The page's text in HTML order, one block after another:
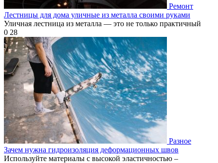
Ремонт
Лестницы для дома уличные из металла своими руками
Уличная лестница из металла — это не только практичный
0 28
Разное
Зачем нужна гидроизоляция деформационных швов
Используйте материалы с высокой эластичностью –